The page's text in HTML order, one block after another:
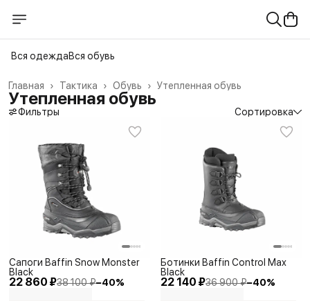
Вся одеждаВся обувь
Утепленная обувь
Обувь ›
Тактика ›
Главная ›
Утепленная обувь
Фильтры Сортировка
22 860 ₽38 100 ₽−40%
Сапоги Baffin Snow Monster
Black
22 140 ₽36 900 ₽−40%
Ботинки Baffin Control Max
Black